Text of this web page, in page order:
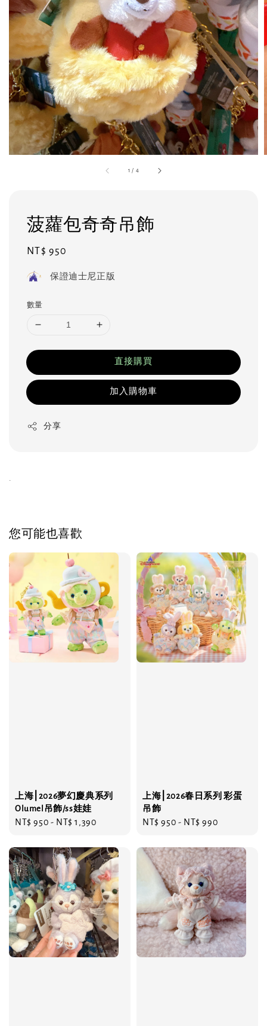
1 / 4
菠蘿包奇奇吊飾
Regular
NT$ 950
保證迪士尼正版
數量
直接購買
加入購物車
分享
您可能也喜歡
上海⎮2026夢幻慶典系列
Olumel吊飾/ss娃娃
Regular
NT$ 950 - NT$ 1,390
上海⎮2026春日系列 彩蛋
吊飾
Regular
NT$ 950 - NT$ 990